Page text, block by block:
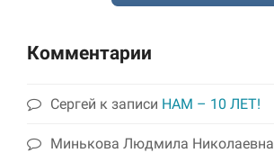
Комментарии
Сергей к записи НАМ – 10 ЛЕТ!
Минькова Людмила Николаевна